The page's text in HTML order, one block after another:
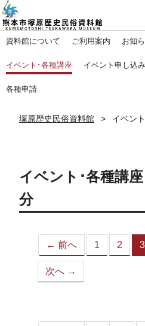
資料館について ご利用案内 お知
イベント･各種講座 イベント申し込
各種申請
塚原歴史民俗資料館 イベン
イベント･各種講
分
← 前へ 1 2 3
次へ →